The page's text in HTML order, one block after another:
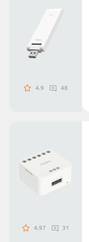
4.9 48
4.97 31